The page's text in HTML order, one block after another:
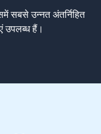
सबसे उन्नत अंतर्निहित
उपलब्ध हैं।